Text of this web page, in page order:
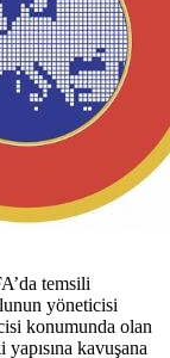
temsili
yöneticisi
konumunda olan
kavuşana